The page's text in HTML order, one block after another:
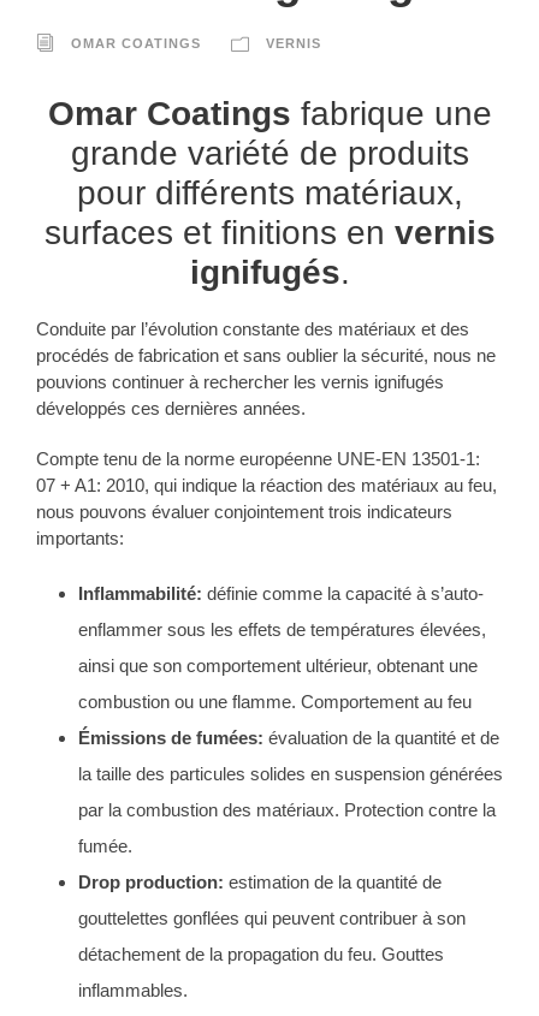
OMAR COATINGS VERNIS
Omar Coatings fabrique une
grande variété de produits
pour différents matériaux,
surfaces et finitions en vernis
ignifugés.
Conduite par l’évolution constante des matériaux et des
procédés de fabrication et sans oublier la sécurité, nous ne
pouvions continuer à rechercher les vernis ignifugés
développés ces dernières années.
Compte tenu de la norme européenne UNE-EN 13501-1:
07 + A1: 2010, qui indique la réaction des matériaux au feu,
nous pouvons évaluer conjointement trois indicateurs
importants:
Inflammabilité: définie comme la capacité à s’auto-
enflammer sous les effets de températures élevées,
ainsi que son comportement ultérieur, obtenant une
combustion ou une flamme. Comportement au feu
Émissions de fumées: évaluation de la quantité et de
la taille des particules solides en suspension générées
par la combustion des matériaux. Protection contre la
fumée.
Drop production: estimation de la quantité de
gouttelettes gonflées qui peuvent contribuer à son
détachement de la propagation du feu. Gouttes
inflammables.